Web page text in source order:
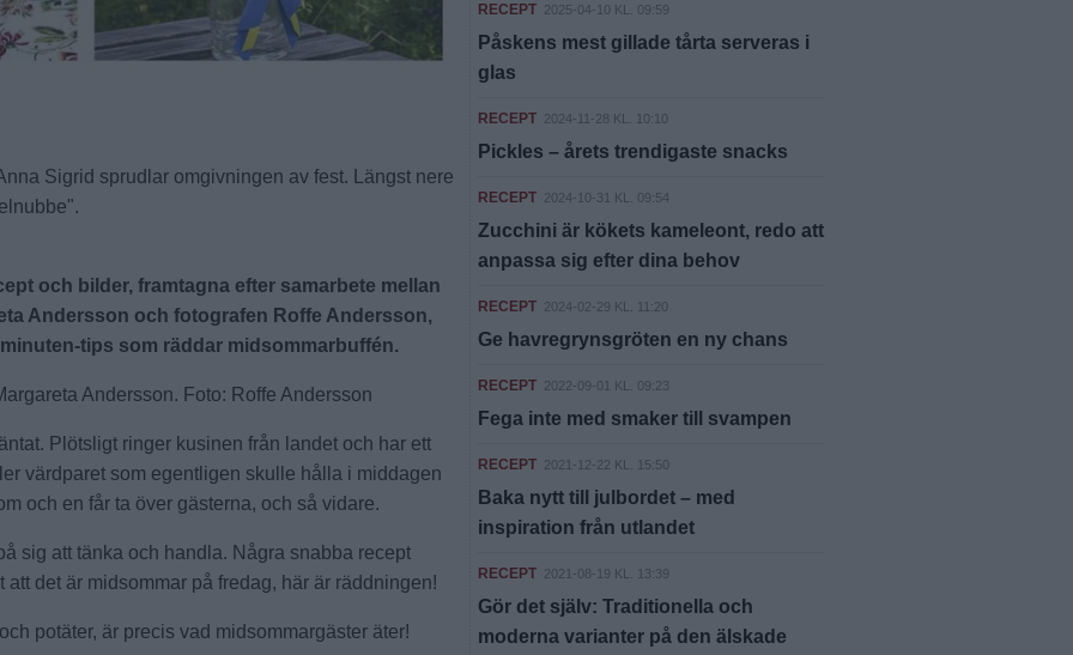
Sigrid sprudlar omgivningen av fest. Längst nere
och bilder, framtagna efter samarbete mellan
Andersson och fotografen Roffe Andersson,
tips som räddar midsommarbuffén.
Andersson. Foto: Roffe Andersson
Plötsligt ringer kusinen från landet och har ett
värdparet som egentligen skulle hålla i middagen
och en får ta över gästerna, och så vidare.
sig att tänka och handla. Några snabba recept
att det är midsommar på fredag, här är räddningen!
potäter, är precis vad midsommargäster äter!
RECEPT 2025-04-10 KL. 09:59
Påskens mest gillade tårta serveras i
glas
RECEPT 2024-11-28 KL. 10:10
Pickles – årets trendigaste snacks
RECEPT 2024-10-31 KL. 09:54
Zucchini är kökets kameleont, redo att
anpassa sig efter dina behov
RECEPT 2024-02-29 KL. 11:20
Ge havregrynsgröten en ny chans
RECEPT 2022-09-01 KL. 09:23
Fega inte med smaker till svampen
RECEPT 2021-12-22 KL. 15:50
Baka nytt till julbordet – med
inspiration från utlandet
RECEPT 2021-08-19 KL. 13:39
Gör det själv: Traditionella och
moderna varianter på den älskade